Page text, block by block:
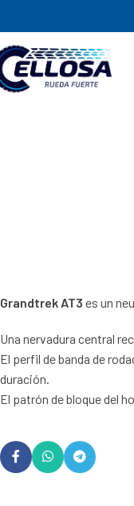
Grandtrek AT3 es un
Una nervadura central
El perfil de banda de
duración.
El patrón de bloque del